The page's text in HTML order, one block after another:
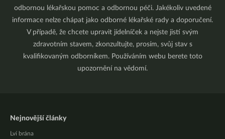
odbornou lékařskou pomoc a odbornou péči. Jakékoliv uvedené
informace nelze chápat jako odborné lékařské rady a doporučení.
V případě, že chcete upravit jídelníček a nejste jistí svým
zdravotním stavem, zkonzultujte, prosím, svůj stav s
kvalifikovaným odborníkem. Používáním webu berete toto
upozornění na vědomí.
Nejnovější články
Lví brána